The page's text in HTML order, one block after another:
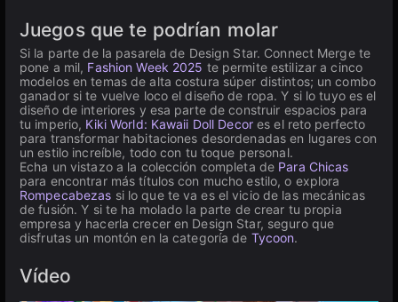
Juegos que te podrían molar
Si la parte de la pasarela de Design Star. Connect Merge te
pone a mil, Fashion Week 2025 te permite estilizar a cinco
modelos en temas de alta costura súper distintos; un combo
ganador si te vuelve loco el diseño de ropa. Y si lo tuyo es el
diseño de interiores y esa parte de construir espacios para
tu imperio, Kiki World: Kawaii Doll Decores el reto perfecto
para transformar habitaciones desordenadas en lugares con
un estilo increíble, todo con tu toque personal.
Echa un vistazo a la colección completa de Para Chicas
para encontrar más títulos con mucho estilo, o explora
Rompecabezas si lo que te va es el vicio de las mecánicas
de fusión. Y si te ha molado la parte de crear tu propia
empresa y hacerla crecer en Design Star, seguro que
disfrutas un montón en la categoría de Tycoon.
Vídeo